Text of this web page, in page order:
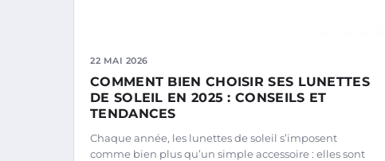
22 MAI 2026
COMMENT BIEN CHOISIR SES LUNETTES
DE SOLEIL EN 2025 : CONSEILS ET
TENDANCES
Chaque année, les lunettes de soleil s’imposent
comme bien plus qu’un simple accessoire : elles sont